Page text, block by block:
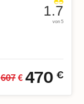
1.7
von 5
607 € 470 €